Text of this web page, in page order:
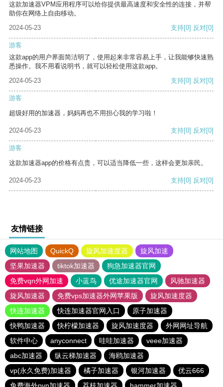
这款加速器VPM应用程序可以给你提供最高速度和安全性的连接，并帮
助你在网络上自由移动。
2024-05-23
支持[0] 反对[0]
游客
这款app的用户界面简洁明了，使用起来非常容易上手，让我能够快速熟
悉操作。我不用看说明书，就可以轻松使用这款app。
2024-05-23
支持[0] 反对[0]
游客
超级好用的加速器，妈妈再也不用担心我的学习啦！
2024-05-23 支持[0] 反对[0]
游客
这款加速器app的价格有点贵，可以适当降低一些，这样会更加亲民。
2024-05-23 支持[0] 反对[0]
友情链接
网站地图 QuickQ 旋风加速度器
旋风加速
坚果加速器
tiktok加速器
狗急加速器官网
免费vqn外网加速
小蓝鸟 优途加速器官网
风驰加速器
旋风加速器
免费vps加速器外网苹果版
旋风加速度器
快连加速器
快连加速器官网入口
原子加速器
快鸭加速器
快柠檬加速器 旋风加速度器
外网网址导航
软件中心
anyconnect 哇哇加速器
veee加速器
abc加速器
纵云梯加速器
海鸥加速器
vp(永久免费)加速器
橘子加速器 银河加速器
优云666